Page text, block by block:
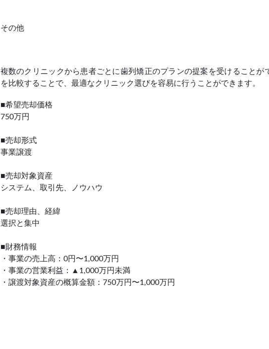
その他
複数のクリニックから患者ごとに歯列矯正のプランの提案を受けることが
を比較することで、最適なクリニック選びを容易に行うことができます。
■希望売却価格
750万円
■売却形式
事業譲渡
■売却対象資産
システム、取引先、ノウハウ
■売却理由、経緯
選択と集中
■財務情報
・事業の売上高：0円〜1,000万円
・事業の営業利益：▲1,000万円未満
・譲渡対象資産の概算金額：750万円〜1,000万円